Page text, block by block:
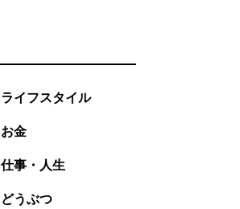
ライフスタイル
お金
仕事・人生
どうぶつ